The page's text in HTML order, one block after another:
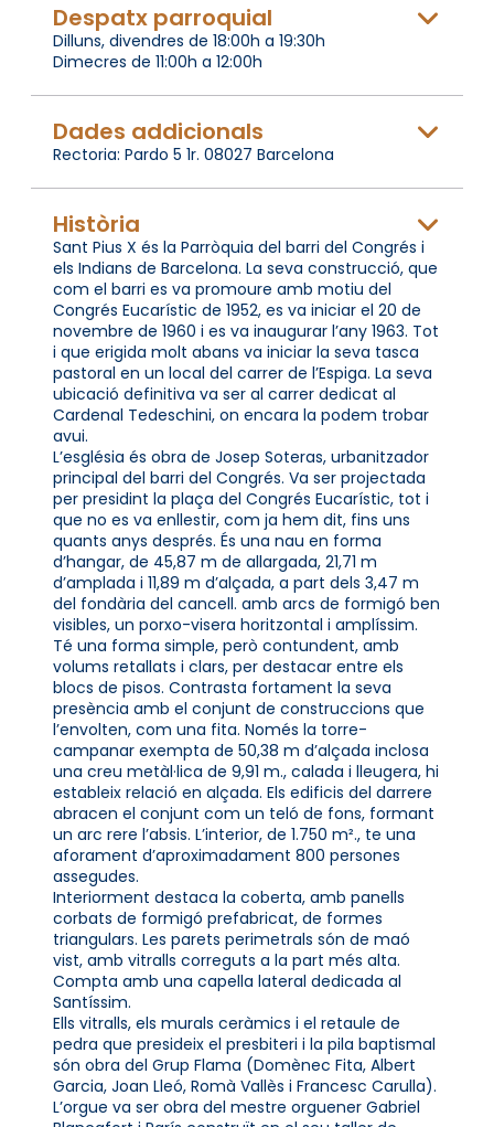
Despatx parroquial
Dilluns, divendres de 18:00h a 19:30h
Dimecres de 11:00h a 12:00h
Dades addicionals
Rectoria: Pardo 5 1r. 08027 Barcelona
Història
Sant Pius X és la Parròquia del barri del Congrés i
els Indians de Barcelona. La seva construcció, que
com el barri es va promoure amb motiu del
Congrés Eucarístic de 1952, es va iniciar el 20 de
novembre de 1960 i es va inaugurar l’any 1963. Tot
i que erigida molt abans va iniciar la seva tasca
pastoral en un local del carrer de l’Espiga. La seva
ubicació definitiva va ser al carrer dedicat al
Cardenal Tedeschini, on encara la podem trobar
avui.
L’església és obra de Josep Soteras, urbanitzador
principal del barri del Congrés. Va ser projectada
per presidint la plaça del Congrés Eucarístic, tot i
que no es va enllestir, com ja hem dit, fins uns
quants anys després. És una nau en forma
d’hangar, de 45,87 m de allargada, 21,71 m
d’amplada i 11,89 m d’alçada, a part dels 3,47 m
del fondària del cancell. amb arcs de formigó ben
visibles, un porxo-visera horitzontal i amplíssim.
Té una forma simple, però contundent, amb
volums retallats i clars, per destacar entre els
blocs de pisos. Contrasta fortament la seva
presència amb el conjunt de construccions que
l’envolten, com una fita. Només la torre-
campanar exempta de 50,38 m d’alçada inclosa
una creu metàl·lica de 9,91 m., calada i lleugera, hi
estableix relació en alçada. Els edificis del darrere
abracen el conjunt com un teló de fons, formant
un arc rere l’absis. L’interior, de 1.750 m²., te una
aforament d’aproximadament 800 persones
assegudes.
Interiorment destaca la coberta, amb panells
corbats de formigó prefabricat, de formes
triangulars. Les parets perimetrals són de maó
vist, amb vitralls correguts a la part més alta.
Compta amb una capella lateral dedicada al
Santíssim.
Ells vitralls, els murals ceràmics i el retaule de
pedra que presideix el presbiteri i la pila baptismal
són obra del Grup Flama (Domènec Fita, Albert
Garcia, Joan Lleó, Romà Vallès i Francesc Carulla).
L’orgue va ser obra del mestre orguener Gabriel